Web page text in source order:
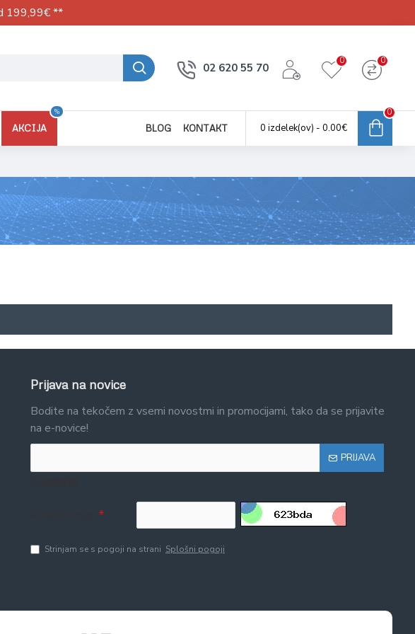
199,99€ **
02 620 55 70
0 0
AKCIJA
%
BLOG KONTAKT 0 izdelek(ov) - 0.00€
0
Prijava na novice
Bodite na tekočem z vsemi novostmi in promocijami, tako da se prijavite
na e-novice!
PRIJAVA
Strinjam se s pogoji na strani Splošni pogoji